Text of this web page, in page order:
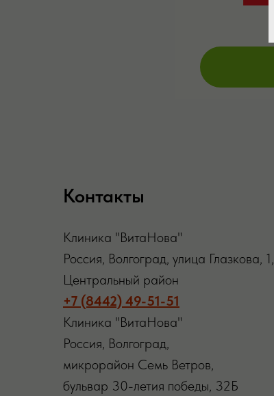
Контакты
Клиника "ВитаНова"
Россия, Волгоград, улица Глазкова, 1,
Центральный район
+7 (8442) 49-51-51
Клиника "ВитаНова"
Россия, Волгоград,
микрорайон Семь Ветров,
бульвар 30-летия победы, 32Б